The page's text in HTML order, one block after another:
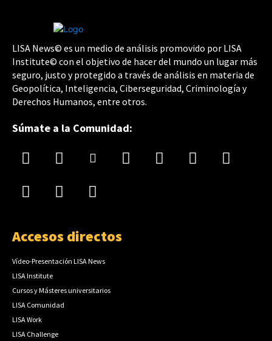
LISA News© es un medio de análisis promovido por LISA
Institute© con el objetivo de hacer del mundo un lugar más
seguro, justo y protegido a través de análisis en materia de
Geopolítica, Inteligencia, Ciberseguridad, Criminología y
Derechos Humanos, entre otros.
Súmate a la Comunidad:
Accesos directos
Vídeo-Presentación LISA News
LISA Institute
Cursos y Másteres universitarios
LISA Comunidad
LISA Work
LISA Challenge